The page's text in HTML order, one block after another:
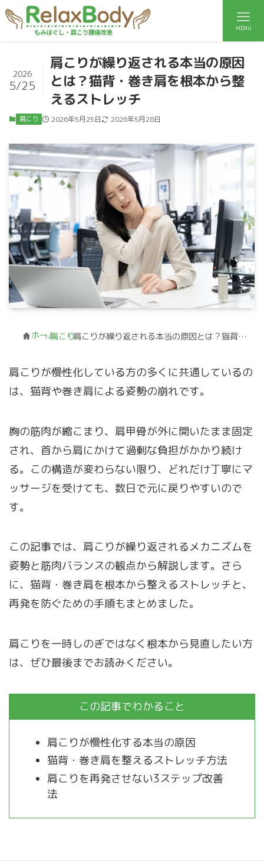
MENU
肩こりが繰り返される本当の原因
とは？猫背・巻き肩を根本から整
えるストレッチ
2026
5/25
肩こり 2026年5月25日 2026年5月28日
ホーム肩こり 肩こりが繰り返される本当の原因とは？猫背・巻き肩を根本から整えるストレッチ
肩こりが慢性化している方の多くに共通しているの
は、猫背や巻き肩による姿勢の崩れです。
胸の筋肉が縮こまり、肩甲骨が外に開いたまま固定
され、首から肩にかけて過剰な負担がかかり続け
る。この構造が変わらない限り、どれだけ丁寧にマ
ッサージを受けても、数日で元に戻りやすいので
す。
この記事では、肩こりが繰り返されるメカニズムを
姿勢と筋肉バランスの観点から解説します。さら
に、猫背・巻き肩を根本から整えるストレッチと、
再発を防ぐための手順もまとめました。
肩こりを一時しのぎではなく根本から見直したい方
は、ぜひ最後までお読みください。
この記事でわかること
肩こりが慢性化する本当の原因
猫背・巻き肩を整えるストレッチ方法
肩こりを再発させない3ステップ改善
法